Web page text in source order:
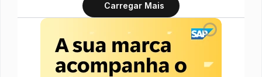
Carregar Mais